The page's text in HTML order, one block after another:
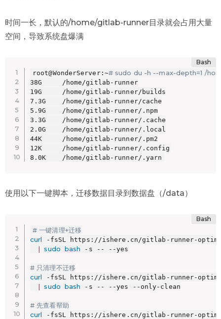
时间一长，默认的/home/gitlab-runner目录就会占用大量
空间，导致系统盘爆满
root@WonderServer:~# sudo du -h --max-depth=1 /
38G     /home/gitlab-runner
19G     /home/gitlab-runner/builds
7.3G    /home/gitlab-runner/cache
5.9G    /home/gitlab-runner/.npm
3.3G    /home/gitlab-runner/.cache
2.0G    /home/gitlab-runner/.local
44K     /home/gitlab-runner/.pm2
12K     /home/gitlab-runner/.config
8.0K    /home/gitlab-runner/.yarn
使用以下一键脚本，迁移数据目录到数据盘（/data）
# 一键清理+迁移
curl -fsSL https://ishere.cn/gitlab-runner-
| sudo bash -s -- --yes
# 只清理不迁移
curl -fsSL https://ishere.cn/gitlab-runner-
| sudo bash -s -- --yes --only-clean
# 先查看帮助
curl -fsSL https://ishere.cn/gitlab-runner-